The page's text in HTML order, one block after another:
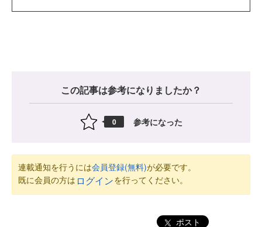
この記事は参考になりましたか？
0 参考になった
連載通知を行うには会員登録(無料)が必要です。
既に会員の方は ログインを行ってください。
ポスト